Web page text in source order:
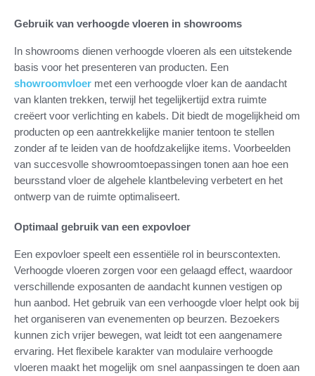
Gebruik van verhoogde vloeren in showrooms
In showrooms dienen verhoogde vloeren als een uitstekende
basis voor het presenteren van producten. Een
showroomvloer met een verhoogde vloer kan de aandacht
van klanten trekken, terwijl het tegelijkertijd extra ruimte
creëert voor verlichting en kabels. Dit biedt de mogelijkheid om
producten op een aantrekkelijke manier tentoon te stellen
zonder af te leiden van de hoofdzakelijke items. Voorbeelden
van succesvolle showroomtoepassingen tonen aan hoe een
beursstand vloer de algehele klantbeleving verbetert en het
ontwerp van de ruimte optimaliseert.
Optimaal gebruik van een expovloer
Een expovloer speelt een essentiële rol in beurscontexten.
Verhoogde vloeren zorgen voor een gelaagd effect, waardoor
verschillende exposanten de aandacht kunnen vestigen op
hun aanbod. Het gebruik van een verhoogde vloer helpt ook bij
het organiseren van evenementen op beurzen. Bezoekers
kunnen zich vrijer bewegen, wat leidt tot een aangenamere
ervaring. Het flexibele karakter van modulaire verhoogde
vloeren maakt het mogelijk om snel aanpassingen te doen aan